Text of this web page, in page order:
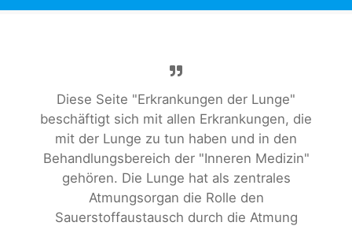
Diese Seite "Erkrankungen der Lunge"
beschäftigt sich mit allen Erkrankungen, die
mit der Lunge zu tun haben und in den
Behandlungsbereich der "Inneren Medizin"
gehören. Die Lunge hat als zentrales
Atmungsorgan die Rolle den
Sauerstoffaustausch durch die Atmung